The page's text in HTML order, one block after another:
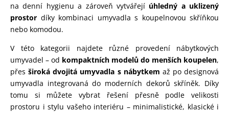
na denní hygienu a zároveň vytvářejí úhledný a uklizený
prostor díky kombinaci umyvadla s koupelnovou skříňkou
nebo komodou.
V této kategorii najdete různé provedení nábytkových
umyvadel – od kompaktních modelů do menších koupelen,
přesširoká dvojitá umyvadla s nábytkem až po designová
umyvadla integrovaná do moderních dekorů skříněk. Díky
tomu si můžete vybrat řešení přesně podle velikosti
prostoru i stylu vašeho interiéru – minimalistické, klasické i